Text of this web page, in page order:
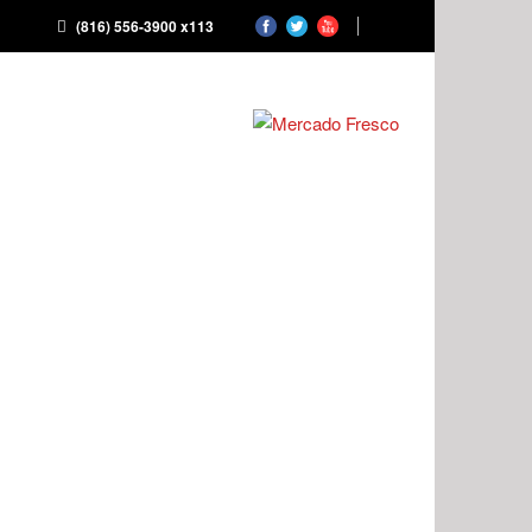
(816) 556-3900 x113